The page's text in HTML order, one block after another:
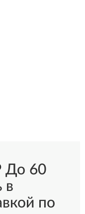
До 60
в
по